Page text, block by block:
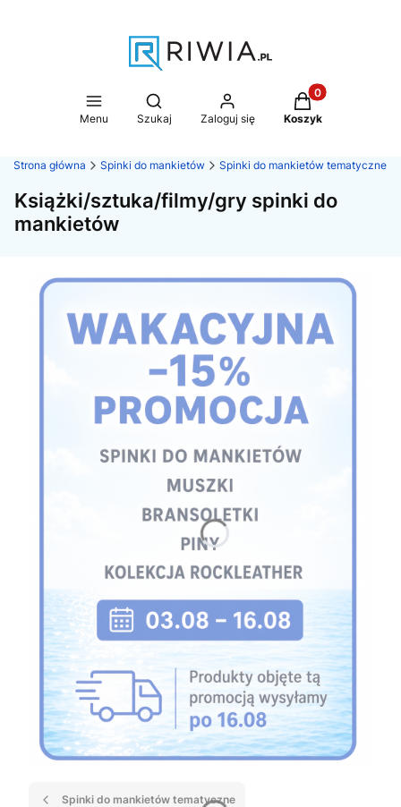
Menu
Otwórz wyszukiwarkę
Szukaj Zaloguj się
Produkty w
Koszyk
Strona główna Spinki do mankietów Spinki do mankietów tematyczne
Książki/sztuka/filmy/gry spinki do
mankietów
Spinki do mankietów tematyczne